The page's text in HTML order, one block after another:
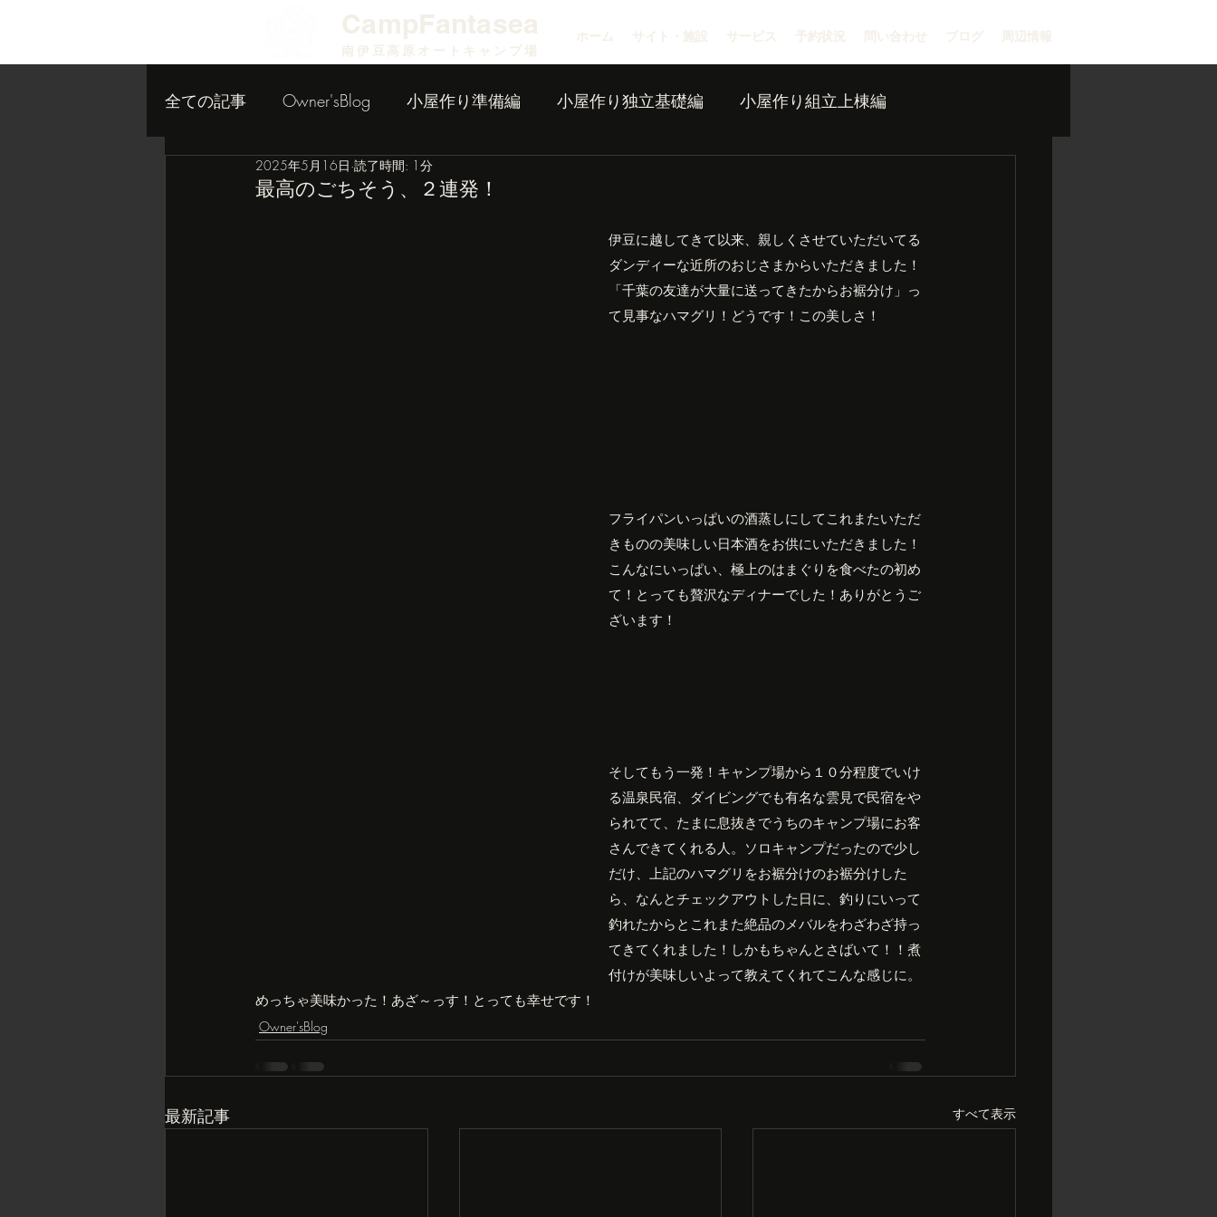
​CampFantasea ホーム サイト・施設 サービス 予約状況 問い合わせ ブログ 周辺情報
南伊豆高原オートキャンプ場
全ての記事 Owner'sBlog 小屋作り準備編 小屋作り独立基礎編 小屋作り組立上棟編
小屋作り内装編
最高のごちそう、２連発！
2025年5月16日 読了時間: 1分
伊豆に越してきて以来、親しくさせていただいてる
ダンディーな近所のおじさまからいただきました！
「千葉の友達が大量に送ってきたからお裾分け」っ
て見事なハマグリ！どうです！この美しさ！
フライパンいっぱいの酒蒸しにしてこれまたいただ
きものの美味しい日本酒をお供にいただきました！
こんなにいっぱい、極上のはまぐりを食べたの初め
て！とっても贅沢なディナーでした！ありがとうご
ざいます！
そしてもう一発！キャンプ場から１０分程度でいけ
る温泉民宿、ダイビングでも有名な雲見で民宿をや
られてて、たまに息抜きでうちのキャンプ場にお客
さんできてくれる人。ソロキャンプだったので少し
だけ、上記のハマグリをお裾分けのお裾分けした
ら、なんとチェックアウトした日に、釣りにいって
釣れたからとこれまた絶品のメバルをわざわざ持っ
てきてくれました！しかもちゃんとさばいて！！煮
付けが美味しいよって教えてくれてこんな感じに。
めっちゃ美味かった！あざ～っす！とっても幸せです！
Owner'sBlog
最新記事 すべて表示